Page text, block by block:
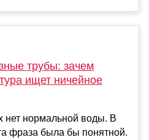
трубы: зачем
ищет ничейное
нет нормальной воды. В
фраза была бы понятной.